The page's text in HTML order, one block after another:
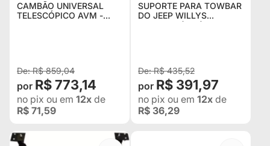
CAMBÃO UNIVERSAL
TELESCÓPICO AVM -
R$ 859,04
R$ 773,14
no pix ou em 12x de
R$ 71,59
SUPORTE PARA TOWBAR
DO JEEP WILLYS
MACERAL (PAR)
R$ 435,52
R$ 391,97
no pix ou em 12x de
R$ 36,29